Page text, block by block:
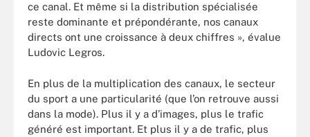
ce canal. Et même si la distribution spécialisée
reste dominante et prépondérante, nos canaux
directs ont une croissance à deux chiffres », évalue
Ludovic Legros.
En plus de la multiplication des canaux, le secteur
du sport a une particularité (que l’on retrouve aussi
dans la mode). Plus il y a d’images, plus le trafic
généré est important. Et plus il y a de trafic, plus